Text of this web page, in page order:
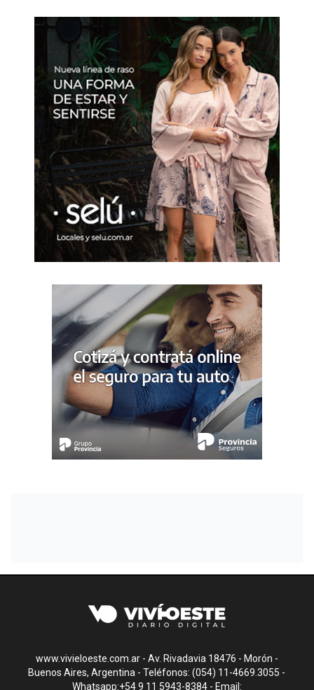
www.vivieloeste.com.ar - Av. Rivadavia 18476 - Morón -
Buenos Aires, Argentina - Teléfonos: (054) 11-4669.3055 -
Whatsapp:+54 9 11 5943-8384 - Email: